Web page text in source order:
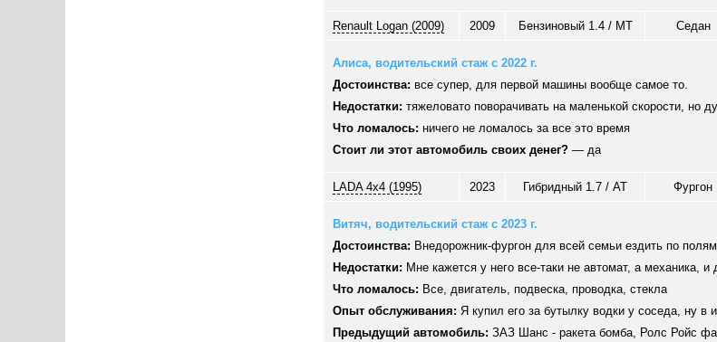
Renault Logan (2009) 2009 Бензиновый 1.4 / MT Седан
Алиса, водительский стаж с 2022 г.
Достоинства: все супер, для первой машины вообще самое то.
Недостатки: тяжеловато поворачивать на маленькой скорости, но
Что ломалось: ничего не ломалось за все это время
Стоит ли этот автомобиль своих денег? — да
LADA 4x4 (1995) 2023 Гибридный 1.7 / AT Фургон
Витяч, водительский стаж с 2023 г.
Достоинства: Внедорожник-фургон для всей семьи ездить по полям
Недостатки: Мне кажется у него все-таки не автомат, а механика,
Что ломалось: Все, двигатель, подвеска, проводка, стекла
Опыт обслуживания: Я купил его за бутылку водки у соседа, ну в
Предыдущий автомобиль: ЗАЗ Шанс - ракета бомба, Ролс Ройс